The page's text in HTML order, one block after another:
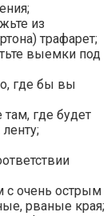
из
трафарет;
выемки под
где бы вы
там, где будет
с очень острым
рваные края;